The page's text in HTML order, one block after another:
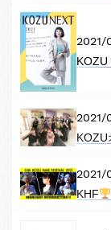
2021/
KOZU
2021/
KOZU
2021/
KHF